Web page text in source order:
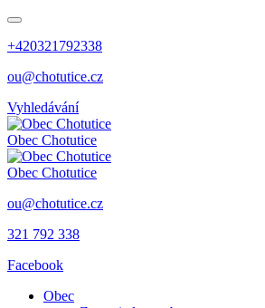
+420321792338
ou@chotutice.cz
Vyhledávání
Obec Chotutice
Obec Chotutice
ou@chotutice.cz
321 792 338
Facebook
Obec